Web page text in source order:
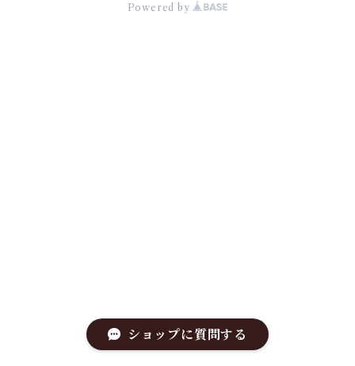
Powered by
ショップに質問する